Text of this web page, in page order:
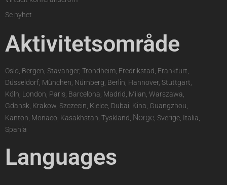
Se nyhet
Aktivitetsområde
Oslo, Bergen, Stavanger, Trondheim, Fredrikstad, Frankfurt,
Düsseldorf, München, Nürnberg, Berlin, Hannover, Stuttgart,
Köln, London, Paris, Barcelona, Madrid, Milan, Warszawa,
Gdansk, Krakow, Szczecin, Kielce, Dubai, Kina, Guangzhou,
Kanton, Monaco, Kasakhstan, Tyskland, Norge, Sverige, Italia,
Spania
Languages